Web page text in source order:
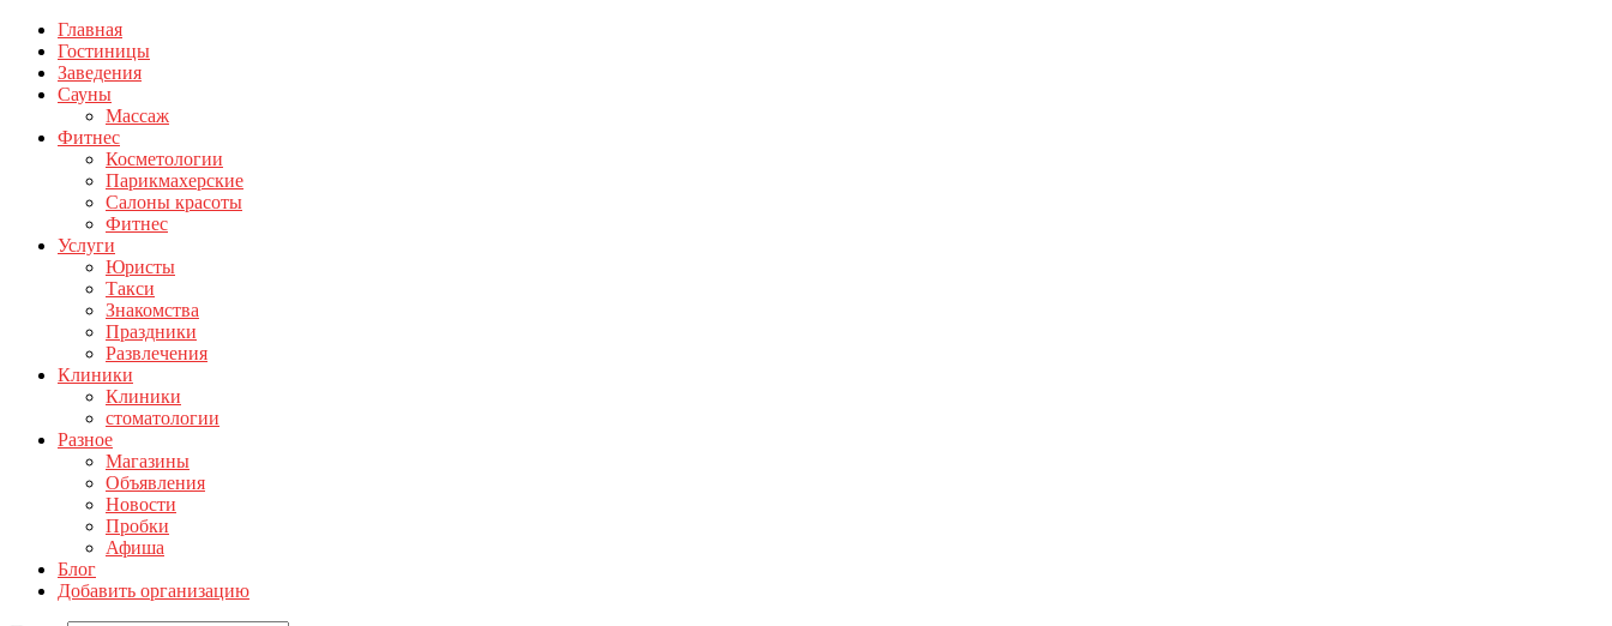
Главная
Гостиницы
Заведения
Сауны
Массаж
Фитнес
Косметологии
Парикмахерские
Салоны красоты
Фитнес
Услуги
Юристы
Такси
Знакомства
Праздники
Развлечения
Клиники
Клиники
стоматологии
Разное
Магазины
Объявления
Новости
Пробки
Афиша
Блог
Добавить организацию